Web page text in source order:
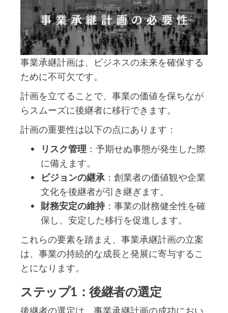
事業承継計画は、ビジネスの未来を確保する
ために不可欠です。
計画を立てることで、事業の価値を保ちなが
らスムーズに後継者に移行できます。
計画の重要性は以下の点にあります：
リスク管理 ：予期せぬ事態が発生した際
に備えます。
ビジョンの継承 ：創業者の価値観や企業
文化を後継者が引き継ぎます。
財務安定の維持：事業の財務健全性を確
保し、安定した移行を促進します。
これらの要素を踏まえ、事業承継計画の立案
は、事業の持続的な成長と発展に寄与するこ
とになります。
ステップ1：後継者の選定
後継者の選定は、事業承継計画の成功におい